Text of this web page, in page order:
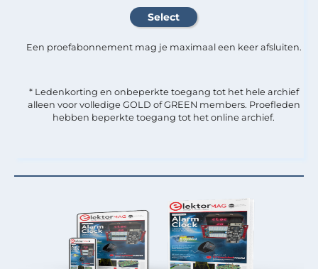
Een proefabonnement mag je maximaal een keer afsluiten.
* Ledenkorting en onbeperkte toegang tot het hele archief
alleen voor volledige GOLD of GREEN members. Proefleden
hebben beperkte toegang tot het online archief.